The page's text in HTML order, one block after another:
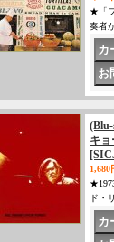
★「
奏者
キョ
1,680
ド・